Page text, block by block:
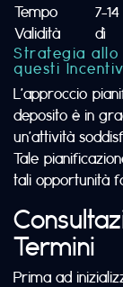
Tempo
Validità
7-14
dì
Strategia
questi
L’approccio
deposito è in
un’attività
Tale
tali opportunità
Termini
Prima ad